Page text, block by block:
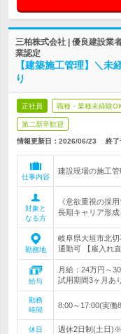
三柏株式会社 | 優良建設業
業認定
【建築施工管理】＼
り
正社員 職種・業種未経験
第二新卒歓迎
情報更新日：2026/06/23 終了
仕事内容
建設現場の施工管
対象と
なる方
《意欲重視の採
長期キャリア形
勤務地
岐阜県大垣市北
通勤可 【雇入れ
給与
月給：24万円～
試用期間3ヶ月あ
勤務
時間
8:00～17:00(実働
休日
週休2日制(土日